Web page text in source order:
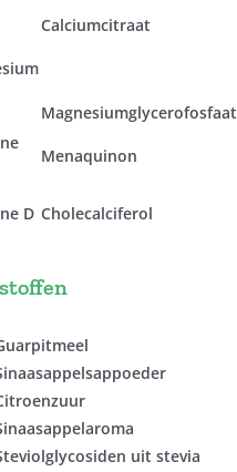
Calciumcitraat
Magnesiumglycerofosfaat
Menaquinon
D Cholecalciferol
uit stevia